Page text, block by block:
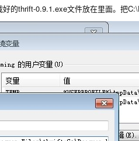
的thrift-0.9.1.exe文件放在里面。把